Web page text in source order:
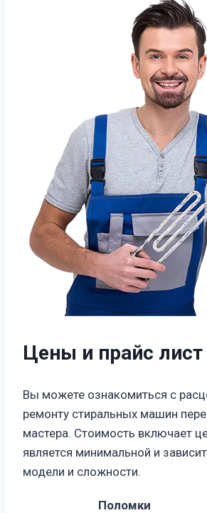
Цены и прайс лист
Вы можете ознакомиться с
ремонту стиральных машин
мастера. Стоимость включает
является минимальной и
модели и сложности.
Поломки